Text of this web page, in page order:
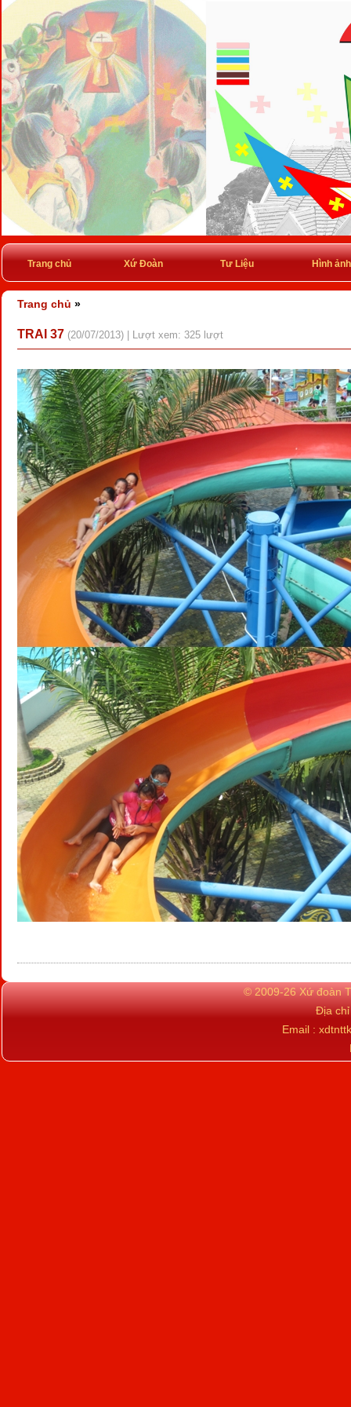
Trang chủ Xứ Đoàn Tư Liệu Hình ảnh
Trang chủ »
TRAI 37 (20/07/2013) | Lượt xem: 325 lượt
© 2009-26 Xứ đoàn
Địa
Email :